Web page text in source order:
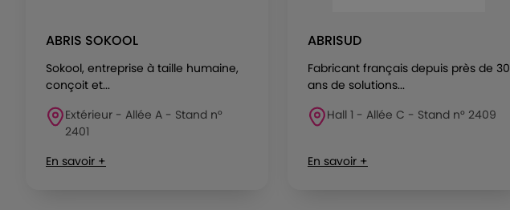
ABRIS SOKOOL
Sokool, entreprise à taille humaine,
conçoit et...
Extérieur - Allée A - Stand n°
2401
En savoir +
ABRISUD
Fabricant français depuis près de 30
ans de solutions...
Hall 1 - Allée C - Stand n° 2409
En savoir +